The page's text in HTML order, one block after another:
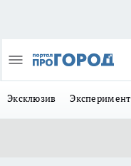
Эксклюзив Эксперимент